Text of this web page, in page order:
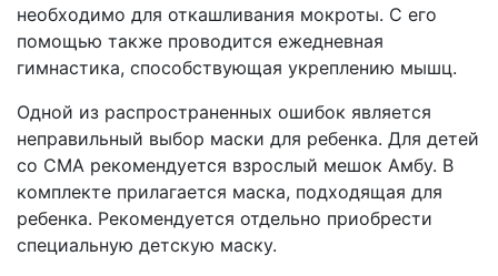
необходимо для откашливания мокроты. С его
помощью также проводится ежедневная
гимнастика, способствующая укреплению мышц.
Одной из распространенных ошибок является
неправильный выбор маски для ребенка. Для детей
со СМА рекомендуется взрослый мешок Амбу. В
комплекте прилагается маска, подходящая для
ребенка. Рекомендуется отдельно приобрести
специальную детскую маску.